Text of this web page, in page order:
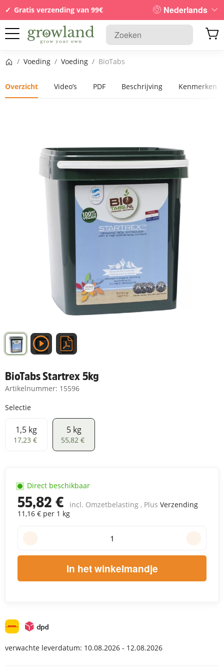
Gratis verzending van 99€ Nederlands
Startpagina
/ Voeding / Voeding / BioTabs
Overzicht Video’s PDF Beschrijving Kenmerken
BioTabs Startrex 5kg
Artikelnummer: 15596
Selectie
1,5 kg
1,5 kg
17,23 €
5 kg
5 kg
55,82 €
55,82 € incl. Omzetbelasting , Plus Verzending
11,16 € per 1 kg
Direct beschikbaar
In het winkelmandje
verwachte leverdatum: 10.08.2026 - 12.08.2026